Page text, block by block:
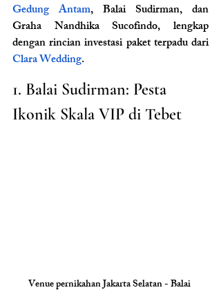
Gedung Antam, Balai Sudirman, dan
Graha Nandhika Sucofindo, lengkap
dengan rincian investasi paket terpadu dari
Clara Wedding.
1. Balai Sudirman: Pesta
Ikonik Skala VIP di Tebet
Venue pernikahan Jakarta Selatan - Balai